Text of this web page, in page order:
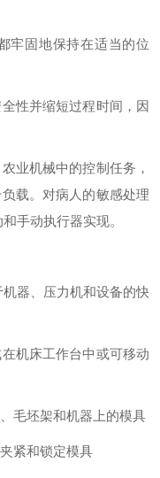
牢固地保持在适当的位
性并缩短过程时间，因
业机械中的控制任务，
载。对病人的敏感处理
手动执行器实现。
器、压力机和设备的快
机床工作台中或可移动
毛坯架和机器上的模具
紧和锁定模具